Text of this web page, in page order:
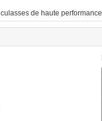
culasses de haute performance